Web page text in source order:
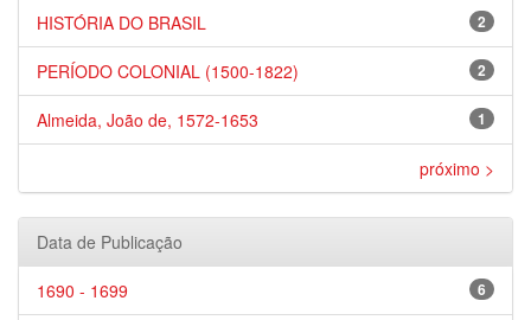
2
HISTÓRIA DO BRASIL
2
PERÍODO COLONIAL (1500-1822)
1
Almeida, João de, 1572-1653
próximo >
Data de Publicação
6
1690 - 1699